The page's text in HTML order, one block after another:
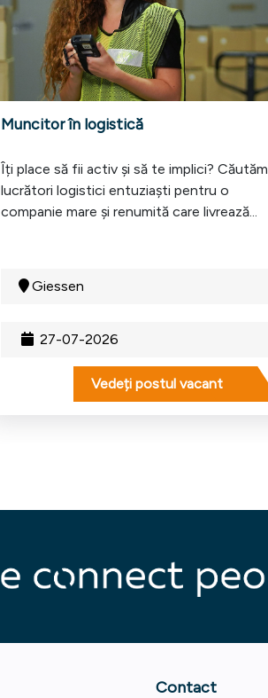
Muncitor în logistică
27-07-2026
Giessen
Îți place să fii activ și să te implici? Căutăm
lucrători logistici entuziaști pentru o
companie mare și renumită care livrează...
Vedeți postul vacant
Contact